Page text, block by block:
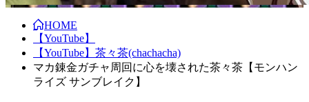
HOME
【YouTube】
【YouTube】茶々茶(chachacha)
マカ錬金ガチャ周回に心を壊された茶々茶【モンハン
ライズ サンブレイク】